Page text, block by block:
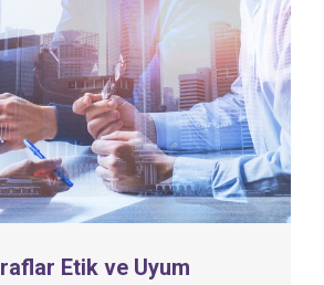
Etik ve Uyum